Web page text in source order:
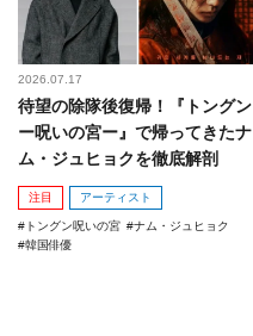
2026.07.17
待望の除隊後復帰！『トングン
ー呪いの宮ー』で帰ってきたナ
ム・ジュヒョクを徹底解剖
注目 アーティスト
トングン呪いの宮
ナム・ジュヒョク
韓国俳優